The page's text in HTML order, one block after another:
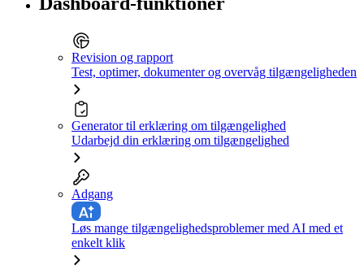
Revision og rapport
Test, optimer, dokumenter og overvåg tilgængeligheden
Generator til erklæring om tilgængelighed
Udarbejd din erklæring om tilgængelighed
Adgang
Løs mange tilgængelighedsproblemer med AI med et
enkelt klik